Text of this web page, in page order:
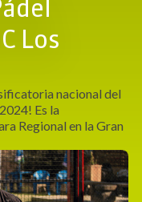
Los
nacional del
Es la
Regional en la Gran